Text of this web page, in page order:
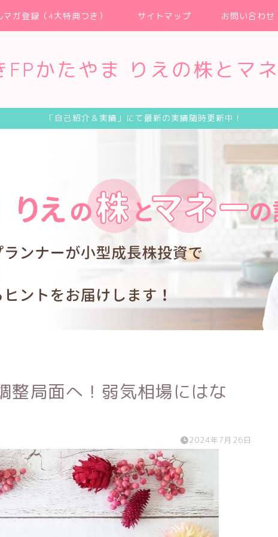
ガ登録（4大特典つき） サイトマップ お問い合わせ
FPかたやま りえの株とマ
「自己紹介＆実績」にて最新の実績随時更新中！
整局面へ！弱気相場にはな
2024年7月26日